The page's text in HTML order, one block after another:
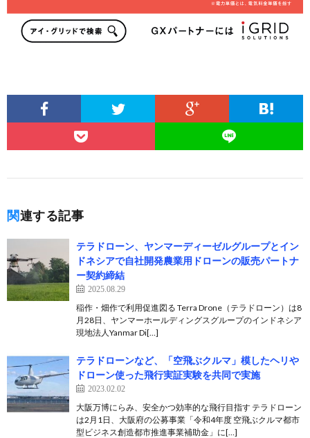
関連する記事
テラドローン、ヤンマーディーゼルグループとイン
ドネシアで自社開発農業用ドローンの販売パートナ
ー契約締結
2025.08.29
稲作・畑作で利用促進図る Terra Drone（テラドローン）は8
月28日、ヤンマーホールディングスグループのインドネシア
現地法人Yanmar Di[…]
テラドローンなど、「空飛ぶクルマ」模したヘリや
ドローン使った飛行実証実験を共同で実施
2023.02.02
大阪万博にらみ、安全かつ効率的な飛行目指す テラドローン
は2月1日、大阪府の公募事業「令和4年度 空飛ぶクルマ都市
型ビジネス創造都市推進事業補助金」に[…]